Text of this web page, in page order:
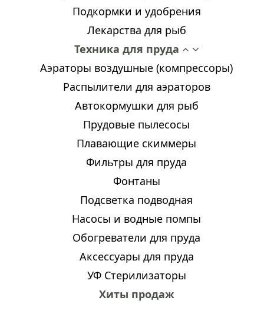
Подкормки и удобрения
Лекарства для рыб
Техника для пруда
Аэраторы воздушные (компрессоры)
Распылители для аэраторов
Автокормушки для рыб
Прудовые пылесосы
Плавающие скиммеры
Фильтры для пруда
Фонтаны
Подсветка подводная
Насосы и водные помпы
Обогреватели для пруда
Аксессуары для пруда
УФ Стерилизаторы
Хиты продаж